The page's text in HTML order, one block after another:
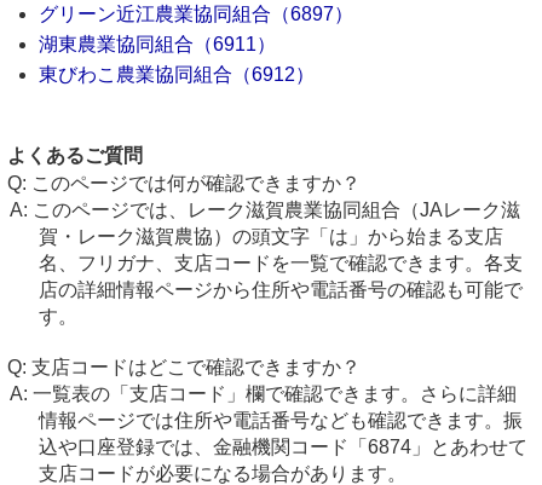
グリーン近江農業協同組合（6897）
湖東農業協同組合（6911）
東びわこ農業協同組合（6912）
よくあるご質問
このページでは何が確認できますか？
このページでは、レーク滋賀農業協同組合（JAレーク滋
賀・レーク滋賀農協）の頭文字「は」から始まる支店
名、フリガナ、支店コードを一覧で確認できます。各支
店の詳細情報ページから住所や電話番号の確認も可能で
す。
支店コードはどこで確認できますか？
一覧表の「支店コード」欄で確認できます。さらに詳細
情報ページでは住所や電話番号なども確認できます。振
込や口座登録では、金融機関コード「6874」とあわせて
支店コードが必要になる場合があります。